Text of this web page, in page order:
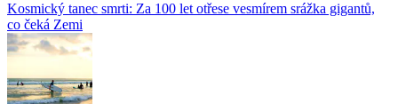
Kosmický tanec smrti: Za 100 let otřese vesmírem srážka gigantů,
co čeká Zemi